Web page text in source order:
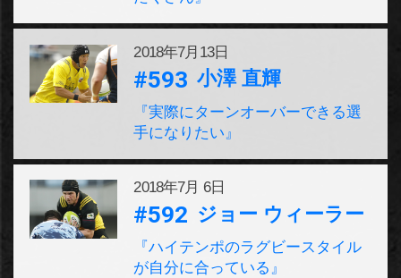
2018年7月13日
#593 小澤 直輝
『実際にターンオーバーできる選
手になりたい』
2018年7月 6日
#592 ジョー ウィーラー
『ハイテンポのラグビースタイル
が自分に合っている』